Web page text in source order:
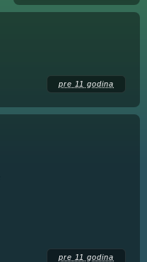
pre 11 godina
pre 11 godina